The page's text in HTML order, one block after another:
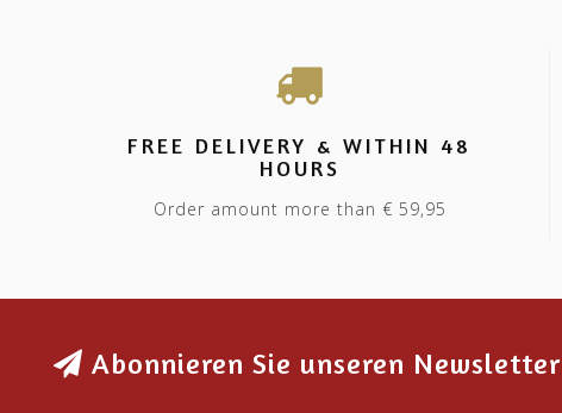
FREE DELIVERY & WITHIN 48
HOURS
Order amount more than € 59,95
Abonnieren Sie unseren Newsletter